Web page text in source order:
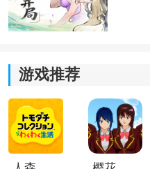
技能特点：未来之梦专注
人输出较弱。适合面对小
能的优势。
游戏推荐